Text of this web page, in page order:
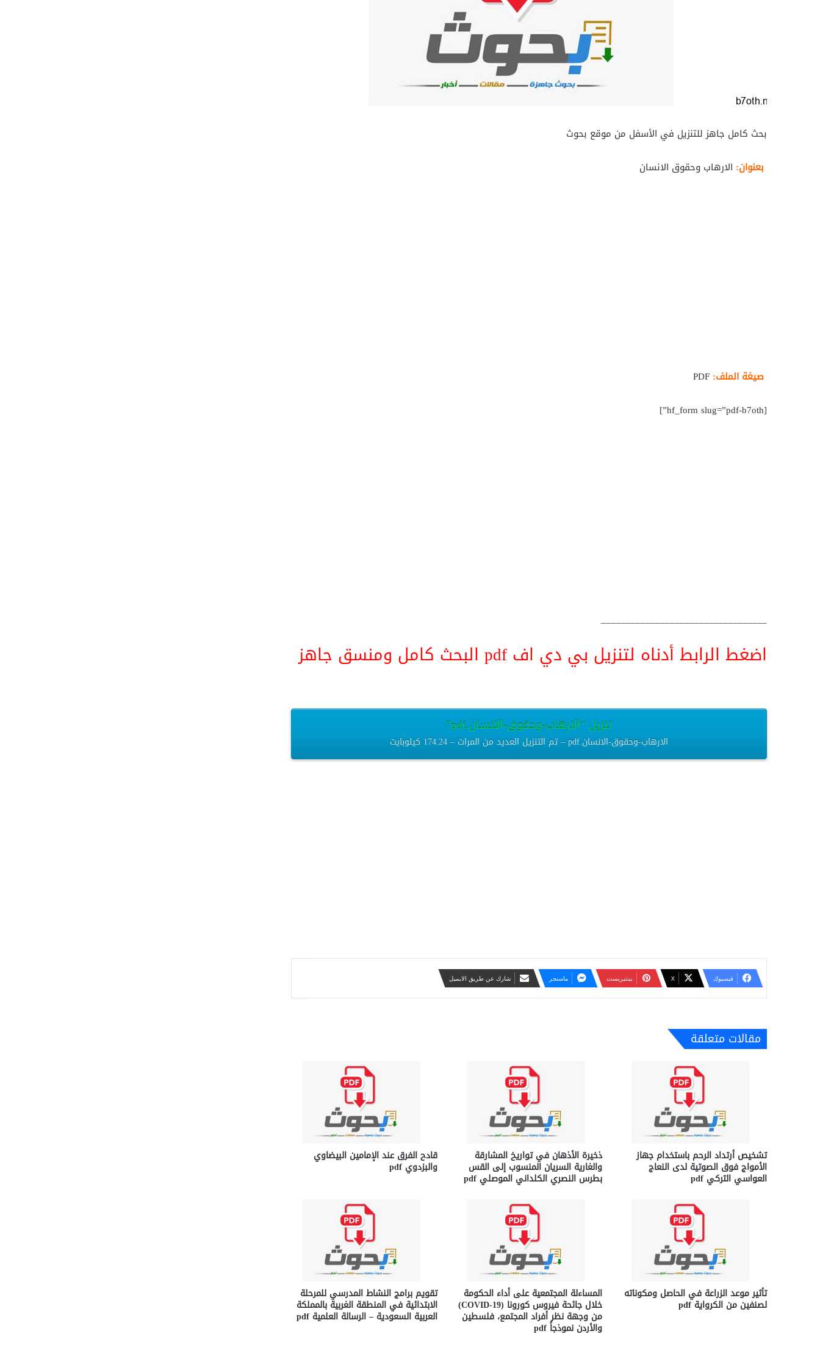
بحث كامل جاهز للتنزيل في الأسفل من موقع بحوث
بعنوان: الارهاب وحقوق الانسان
صيغة الملف:
[hf_form slug=”pdf-b7oth”]
__________________________________
اضغط الرابط أدناه لتنزيل بي دي اف pdf البحث كامل ومنسق جاهز
تنزيل “الارهاب-وحقوق-الانسان.pdf”
الارهاب-وحقوق-الانسان.pdf – تم التنزيل العديد من المرات – 174.24 كيلوبايت
فيسبوك ‫X بينتيريست ماسنجر شارك عن طريق الايميل
مقالات متعلقة
تشخيص أرتداد الرحم باستخدام جهاز
الأمواج فوق الصوتية لدى النعاج
العواسي التركي pdf
ذخيرة الأذهان في تواريخ المشارقة
والغارية السريان المنسوب إلى القس
بطرس النصري الكلداني الموصلي pdf
قادح الفرق عند الإمامين البيضاوي
والبزدوي pdf
تأثير موعد الزراعة في الحاصل ومكوناته
لصنفين من الكرواية pdf
المساءلة المجتمعية على أداء الحكومة
خلال جائحة فيروس كورونا (COVID-19)
من وجهة نظر أفراد المجتمع، فلسطين
والأردن نموذجاً pdf
تقويم برامج النشاط المدرسي للمرحلة
الابتدائية في المنطقة الغربية بالمملكة
العربية السعودية – الرسالة العلمية pdf